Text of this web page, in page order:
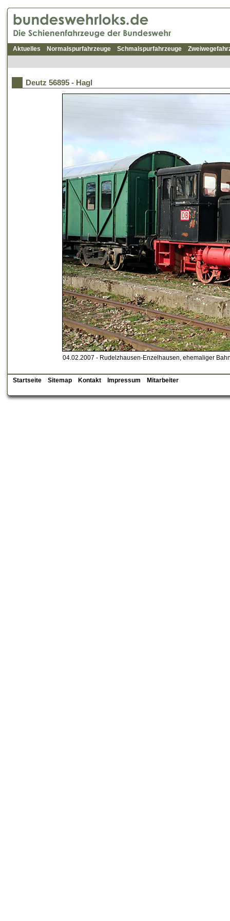
Aktuelles Normalspurfahrzeuge Schmalspurfahrzeuge
Deutz 56895 - Hagl
04.02.2007 - Rudelzhausen-Enzelhausen, ehemaliger
Startseite Sitemap Kontakt Impressum Mitarbeiter